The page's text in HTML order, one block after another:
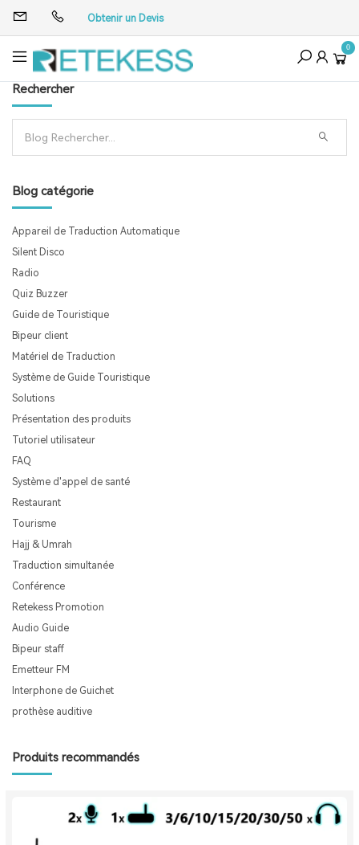
Obtenir un Devis
0
Rechercher
Blog catégorie
Appareil de Traduction Automatique
Silent Disco
Radio
Quiz Buzzer
Guide de Touristique
Bipeur client
Matériel de Traduction
Système de Guide Touristique
Solutions
Présentation des produits
Tutoriel utilisateur
FAQ
Système d'appel de santé
Restaurant
Tourisme
Hajj & Umrah
Traduction simultanée
Conférence
Retekess Promotion
Audio Guide
Bipeur staff
Emetteur FM
Interphone de Guichet
prothèse auditive
Produits recommandés